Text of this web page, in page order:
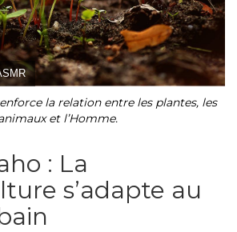
la relation entre les plantes, les
et l’Homme.
: La
s’adapte au